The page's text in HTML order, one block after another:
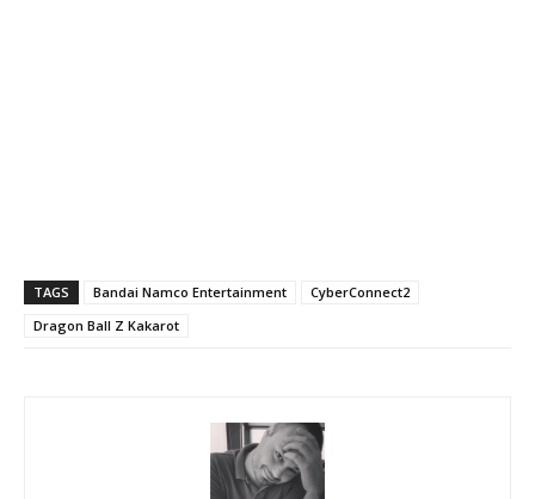
TAGS Bandai Namco Entertainment
CyberConnect2
Dragon Ball Z Kakarot